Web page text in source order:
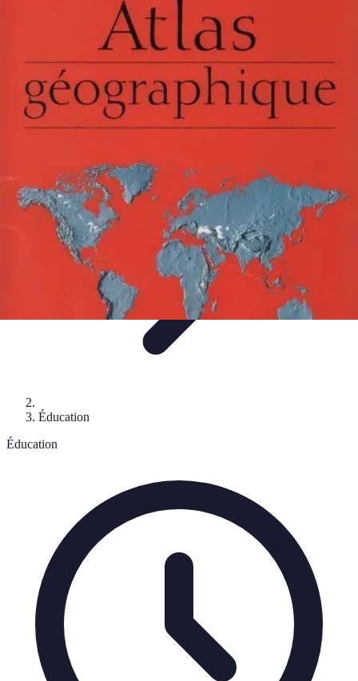
Perception et Utilisation Guide d'achat Éducation et
Atlas Thématiques
Atlas Géographique
Éducation
Éducation